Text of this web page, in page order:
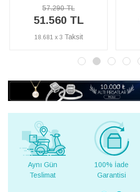
73.630 TL
66.260 TL
24.007 x 3
100% İade
Garantisi
100% Güvenli
Alışveriş